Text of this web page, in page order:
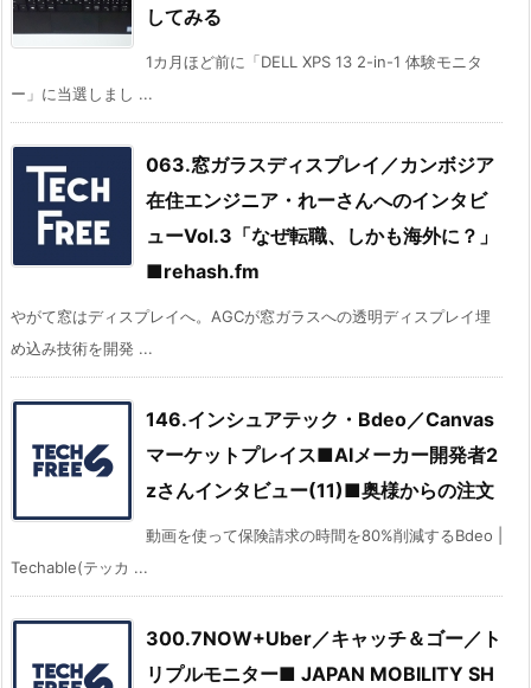
してみる
1カ月ほど前に「DELL XPS 13 2-in-1 体験モニタ
ー」に当選しまし ...
063.窓ガラスディスプレイ／カンボジア
在住エンジニア・れーさんへのインタビ
ューVol.3「なぜ転職、しかも海外に？」
■rehash.fm
やがて窓はディスプレイへ。AGCが窓ガラスへの透明ディスプレイ埋
め込み技術を開発 ...
146.インシュアテック・Bdeo／Canvas
マーケットプレイス■AIメーカー開発者2
zさんインタビュー(11)■奥様からの注文
動画を使って保険請求の時間を80%削減するBdeo |
Techable(テッカ ...
300.7NOW+Uber／キャッチ＆ゴー／ト
リプルモニター■ JAPAN MOBILITY SH